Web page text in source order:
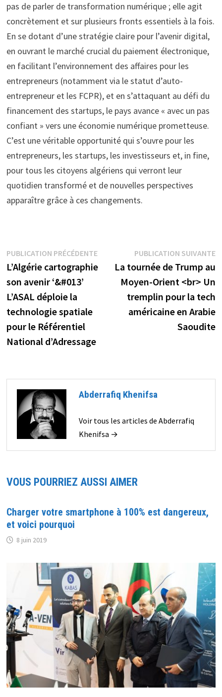
pas de parler de transformation numérique ; elle agit
concrètement et sur plusieurs fronts essentiels à la fois.
En se dotant d’une stratégie claire pour l’avenir digital,
en ouvrant le marché crucial du paiement électronique,
en facilitant l’environnement des affaires pour les
entrepreneurs (notamment via le statut d’auto-
entrepreneur et les FCPR), et en s’attaquant au défi du
financement des startups, le pays avance « avec un pas
confiant » vers une économie numérique prometteuse.
C’est une véritable opportunité qui s’ouvre pour les
entrepreneurs, les startups, les investisseurs et, in fine,
pour tous les citoyens algériens qui verront leur
quotidien transformé et de nouvelles perspectives
apparaître grâce à ces changements.
Navigation
de
l’article
PUBLICATION PRÉCÉDENTEPublication
précédente :
L’Algérie cartographie
son avenir ‘&#013’
L’ASAL déploie la
technologie spatiale
pour le Référentiel
National d’Adressage
PUBLICATION SUIVANTE
La tournée de Trump au
Moyen-Orient <br> Un
tremplin pour la tech
américaine en Arabie
Saoudite
Abderrafiq Khenifsa
Voir tous les articles de Abderrafiq
Khenifsa →
VOUS POURRIEZ AUSSI AIMER
Charger votre smartphone à 100% est dangereux,
et voici pourquoi
8 juin 2019